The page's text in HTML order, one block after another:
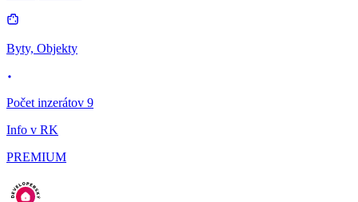
Byty, Objekty
Počet inzerátov 9
Info v RK
PREMIUM